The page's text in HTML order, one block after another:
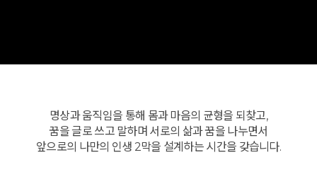
명상과 움직임을 통해 몸과 마음의 균형을 되찾고,
꿈을 글로 쓰고 말하며 서로의 삶과 꿈을 나누면서
앞으로의 나만의 인생 2막을 설계하는 시간을 갖습니다.